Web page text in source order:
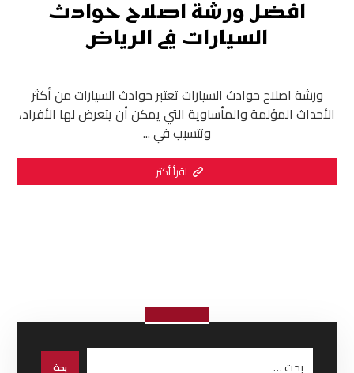
افضل ورشة اصلاح حوادث
السيارات في الرياض
ورشة اصلاح حوادث السيارات تعتبر حوادث السيارات من أكثر
الأحداث المؤلمة والمأساوية التي يمكن أن يتعرض لها الأفراد،
وتتسبب في ...
اقرأ أكثر